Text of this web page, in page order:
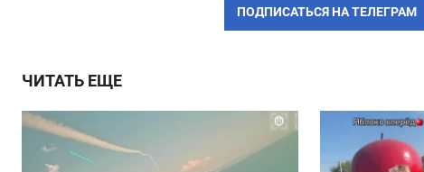
ПОДПИСАТЬСЯ НА ТЕЛЕГРАМ
ЧИТАТЬ ЕЩЕ